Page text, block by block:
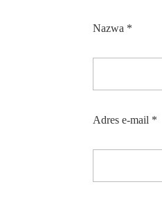
Nazwa *
Adres e-mail *